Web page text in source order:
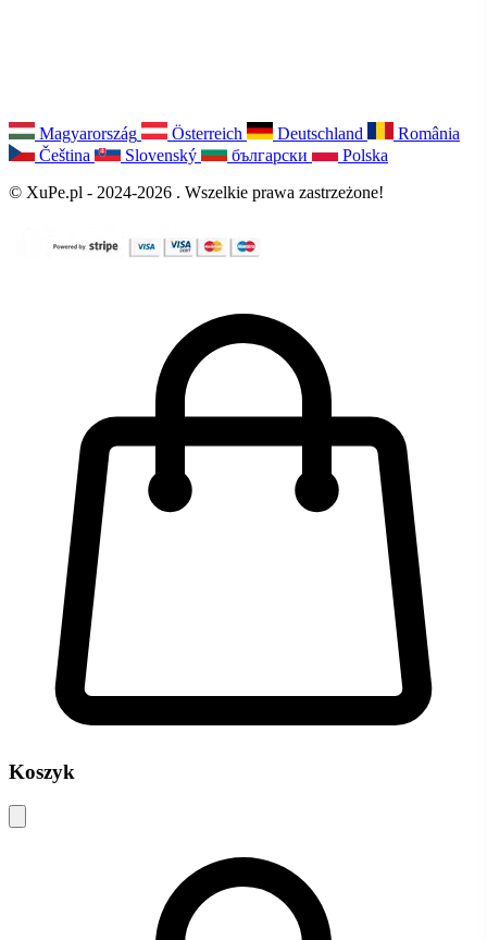
Magyarország Österreich Deutschland
România
Čeština
Slovenský български
Polska
© XuPe.pl - 2024-2026 . Wszelkie prawa zastrzeżone!
Koszyk